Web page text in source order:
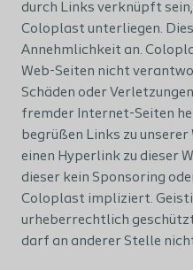
durch Links verknüpft
Coloplast unterliegen.
Annehmlichkeit an.
Web-Seiten nicht
Schäden oder
fremder Internet-Seiten
begrüßen Links zu unserer
einen Hyperlink zu dieser
dieser kein Sponsoring
Coloplast impliziert.
urheberrechtlich
darf an anderer Stelle